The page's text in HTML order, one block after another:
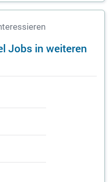
Jobs in weiteren